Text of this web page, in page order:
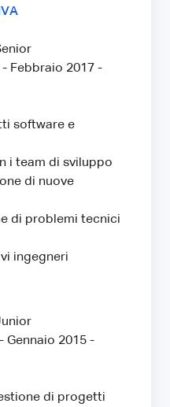
Febbraio 2017 -
software e
i team di sviluppo
di nuove
di problemi tecnici
ingegneri
Gennaio 2015 -
di progetti